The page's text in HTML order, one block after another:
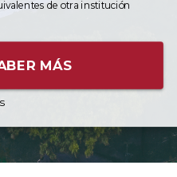
de otra institución
MÁS